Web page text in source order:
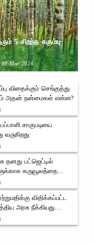
5 சிறந்த கரும்பு
09-Mar-2024
விதைக்கும் செங்குத்து
அதன் நன்மைகள் என்ன?
சாகுபடியை
வருகிறது
தனது பட்ஜெட்டில்
கருவூலத்தை
விதிக்கப்பட்ட
அரசு நீக்கியது
மத்தியில்